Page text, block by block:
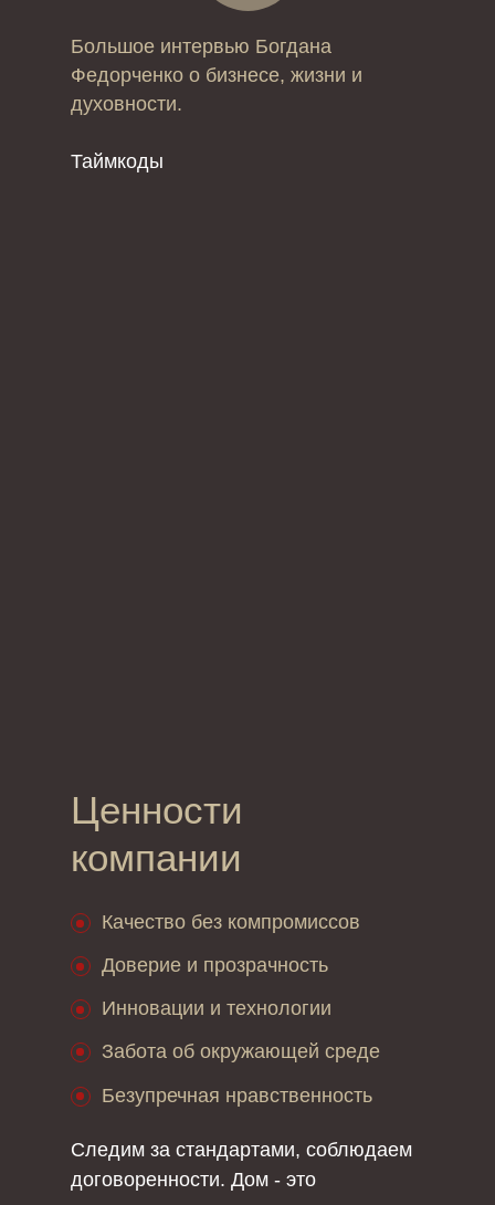
Большое интервью Богдана
Федорченко о бизнесе, жизни и
духовности.
Таймкоды
Ценности
компании
Следим за стандартами, соблюдаем
договоренности. Дом - это
Безупречная нравственность
Забота об окружающей среде
Инновации и технологии
Доверие и прозрачность
Качество без компромиссов